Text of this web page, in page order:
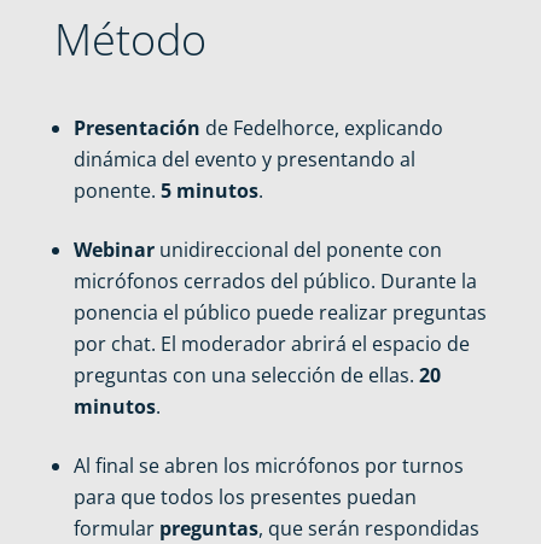
Método
Presentación de Fedelhorce, explicando
dinámica del evento y presentando al
ponente. 5 minutos.
Webinarunidireccional del ponente con
micrófonos cerrados del público. Durante la
ponencia el público puede realizar preguntas
por chat. El moderador abrirá el espacio de
preguntas con una selección de ellas. 20
minutos.
Al final se abren los micrófonos por turnos
para que todos los presentes puedan
formular preguntas, que serán respondidas